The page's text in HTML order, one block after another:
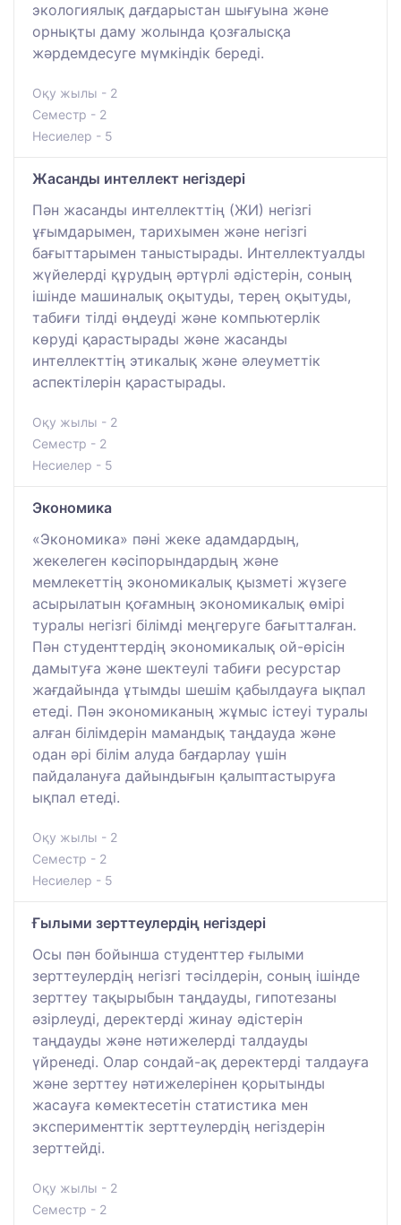
экологиялық дағдарыстан шығуына және
орнықты даму жолында қозғалысқа
жәрдемдесуге мүмкіндік береді.
Оқу жылы - 2
Семестр - 2
Несиелер - 5
Жасанды интеллект негіздері
Пән жасанды интеллекттің (ЖИ) негізгі
ұғымдарымен, тарихымен және негізгі
бағыттарымен таныстырады. Интеллектуалды
жүйелерді құрудың әртүрлі әдістерін, соның
ішінде машиналық оқытуды, терең оқытуды,
табиғи тілді өңдеуді және компьютерлік
көруді қарастырады және жасанды
интеллекттің этикалық және әлеуметтік
аспектілерін қарастырады.
Оқу жылы - 2
Семестр - 2
Несиелер - 5
Экономика
«Экономика» пәні жеке адамдардың,
жекелеген кәсіпорындардың және
мемлекеттің экономикалық қызметі жүзеге
асырылатын қоғамның экономикалық өмірі
туралы негізгі білімді меңгеруге бағытталған.
Пән студенттердің экономикалық ой-өрісін
дамытуға және шектеулі табиғи ресурстар
жағдайында ұтымды шешім қабылдауға ықпал
етеді. Пән экономиканың жұмыс істеуі туралы
алған білімдерін мамандық таңдауда және
одан әрі білім алуда бағдарлау үшін
пайдалануға дайындығын қалыптастыруға
ықпал етеді.
Оқу жылы - 2
Семестр - 2
Несиелер - 5
Ғылыми зерттеулердің негіздері
Осы пән бойынша студенттер ғылыми
зерттеулердің негізгі тәсілдерін, соның ішінде
зерттеу тақырыбын таңдауды, гипотезаны
әзірлеуді, деректерді жинау әдістерін
таңдауды және нәтижелерді талдауды
үйренеді. Олар сондай-ақ деректерді талдауға
және зерттеу нәтижелерінен қорытынды
жасауға көмектесетін статистика мен
эксперименттік зерттеулердің негіздерін
зерттейді.
Оқу жылы - 2
Семестр - 2